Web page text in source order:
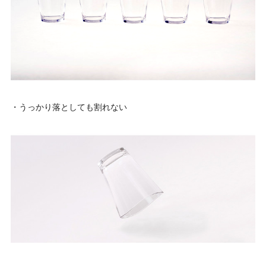
・うっかり落としても割れない